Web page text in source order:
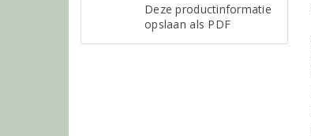
Deze productinformatie
opslaan als PDF